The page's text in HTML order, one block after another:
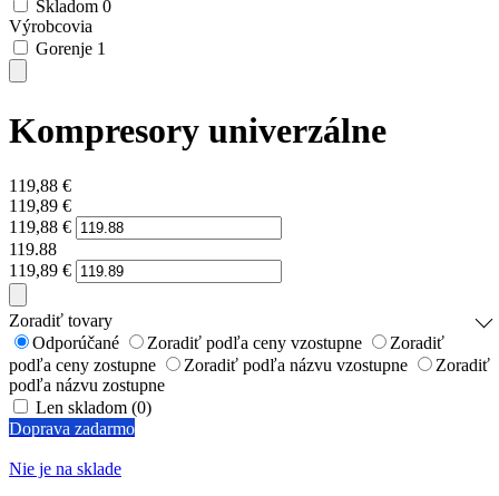
Skladom 0
Výrobcovia
Gorenje 1
Kompresory univerzálne
119,88 €
119,89 €
119,88 €
119.88
119,89 €
Zoradiť tovary
Odporúčané
Zoradiť podľa ceny vzostupne
Zoradiť
podľa ceny zostupne
Zoradiť podľa názvu vzostupne
Zoradiť
podľa názvu zostupne
Len skladom (0)
Doprava zadarmo
Nie je na sklade